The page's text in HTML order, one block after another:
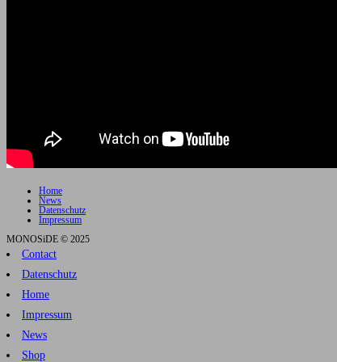
Home
News
Datenschutz
Impressum
MONOSiDE © 2025
Contact
Datenschutz
Home
Impressum
News
Shop